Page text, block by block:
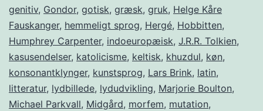
genitiv, Gondor, gotisk, græsk, gruk, Helge Kåre
Fauskanger, hemmeligt sprog, Hergé, Hobbitten,
Humphrey Carpenter, indoeuropæisk, J.R.R. Tolkien,
kasusendelser, katolicisme, keltisk, khuzdul, køn,
konsonantklynger, kunstsprog, Lars Brink, latin,
litteratur, lydbillede, lydudvikling, Marjorie Boulton,
Michael Parkvall, Midgård, morfem, mutation,